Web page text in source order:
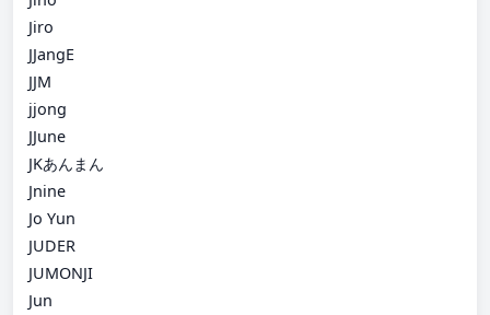
Jiro
JJangE
JJM
jjong
JJune
JKあんまん
Jnine
Jo Yun
JUDER
JUMONJI
Jun